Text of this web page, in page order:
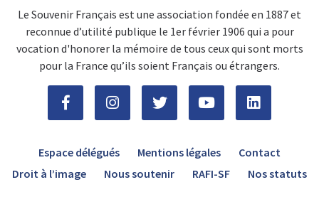
Le Souvenir Français est une association fondée en 1887 et
reconnue d’utilité publique le 1er février 1906 qui a pour
vocation d'honorer la mémoire de tous ceux qui sont morts
pour la France qu’ils soient Français ou étrangers.
Espace délégués Mentions légales
Contact
Droit à l’image
Nous soutenir RAFI-SF Nos statuts